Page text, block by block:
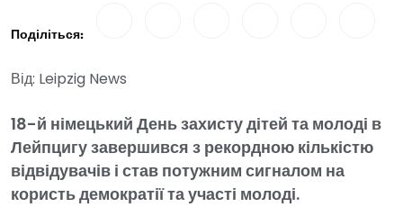
Поділіться:
Від: Leipzig News
18-й німецький День захисту дітей та молоді в
Лейпцигу завершився з рекордною кількістю
відвідувачів і став потужним сигналом на
користь демократії та участі молоді.